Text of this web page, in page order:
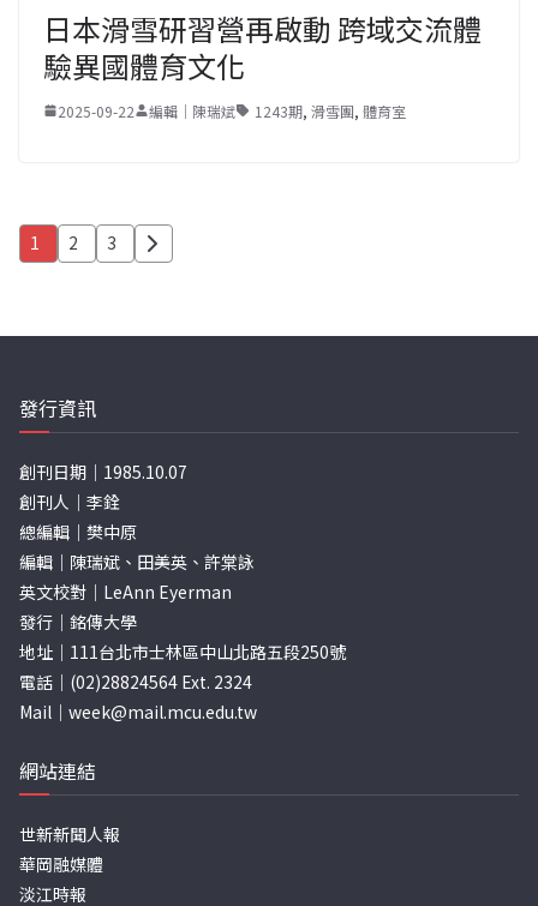
日本滑雪研習營再啟動 跨域交流體
驗異國體育文化
2025-09-22 編輯｜陳瑞斌 1243期, 滑雪團, 體育室
文
分
頁
1 2 3
發行資訊
創刊日期｜1985.10.07
創刊人｜李銓
總編輯｜樊中原
編輯｜陳瑞斌、田美英、許棠詠
英文校對｜LeAnn Eyerman
發行｜銘傳大學
地址｜111台北市士林區中山北路五段250號
電話｜(02)28824564 Ext. 2324
Mail｜ week@mail.mcu.edu.tw
網站連結
世新新聞人報
華岡融媒體
淡江時報